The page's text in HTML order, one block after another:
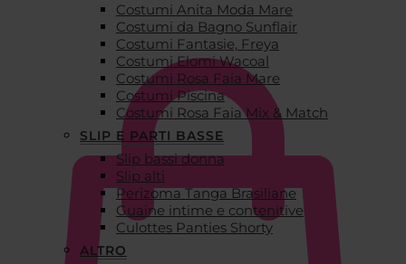
Costumi Anita Moda Mare
Costumi da Bagno Sunflair
Costumi Fantasie, Freya
Costumi Elomi Wacoal
Costumi Rosa Faia Mare
Costumi Piscina
Costumi Rosa Faia Mix & Match
SLIP E PARTI BASSE
Slip bassi donna
Slip alti
Perizoma Tanga Brasiliane
Guaine intime e contenitive
Culottes Panties Shorty
ALTRO